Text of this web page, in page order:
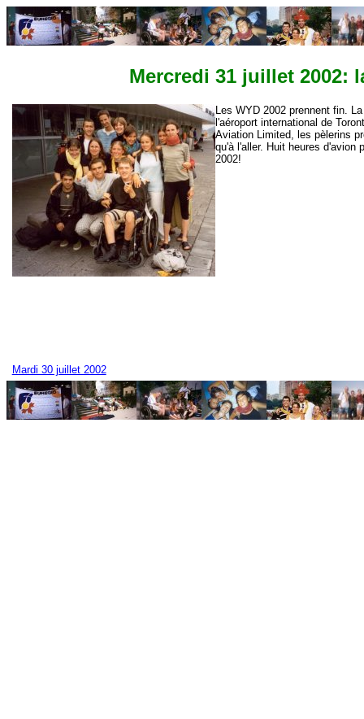
Mercredi 31 juillet 2002:
Les WYD 2002 prennent fin.
l'aéroport international de
Aviation Limited, les pèlerins
qu'à l'aller. Huit heures d'avion
2002!
Mardi 30 juillet 2002